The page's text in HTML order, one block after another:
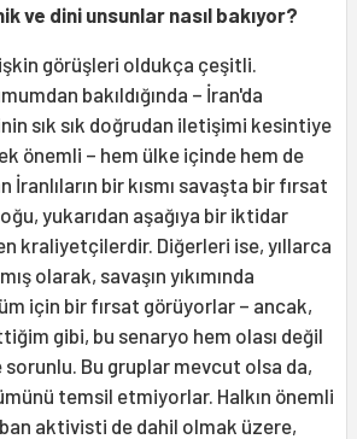
ve dini unsunlar nasıl bakıyor?
görüşleri oldukça çeşitli.
bakıldığında – İran'da
sık sık doğrudan iletişimi kesintiye
önemli – hem ülke içinde hem de
İranlıların bir kısmı savaşta bir fırsat
yukarıdan aşağıya bir iktidar
kraliyetçilerdir. Diğerleri ise, yıllarca
olarak, savaşın yıkımında
için bir fırsat görüyorlar – ancak,
gibi, bu senaryo hem olası değil
sorunlu. Bu gruplar mevcut olsa da,
temsil etmiyorlar. Halkın önemli
aktivisti de dahil olmak üzere,